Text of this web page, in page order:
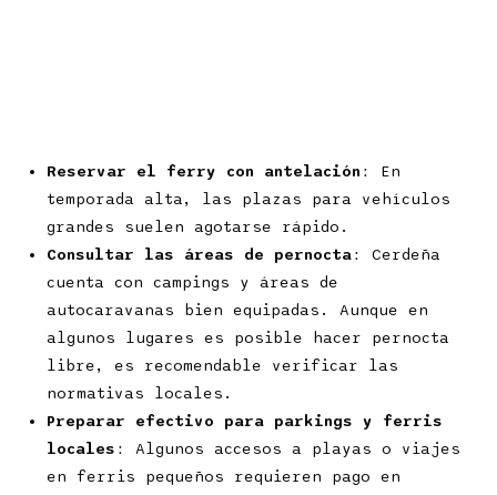
Reservar el ferry con antelación : En
temporada alta, las plazas para vehículos
grandes suelen agotarse rápido.
Consultar las áreas de pernocta: Cerdeña
cuenta con campings y áreas de
autocaravanas bien equipadas. Aunque en
algunos lugares es posible hacer pernocta
libre, es recomendable verificar las
normativas locales.
Preparar efectivo para parkings y ferris
locales : Algunos accesos a playas o viajes
en ferris pequeños requieren pago en